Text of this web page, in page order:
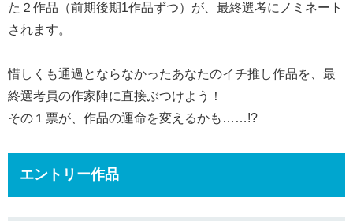
た２作品（前期後期1作品ずつ）が、最終選考にノミネート
されます。
惜しくも通過とならなかったあなたのイチ推し作品を、最
終選考員の作家陣に直接ぶつけよう！
その１票が、作品の運命を変えるかも……!?
エントリー作品